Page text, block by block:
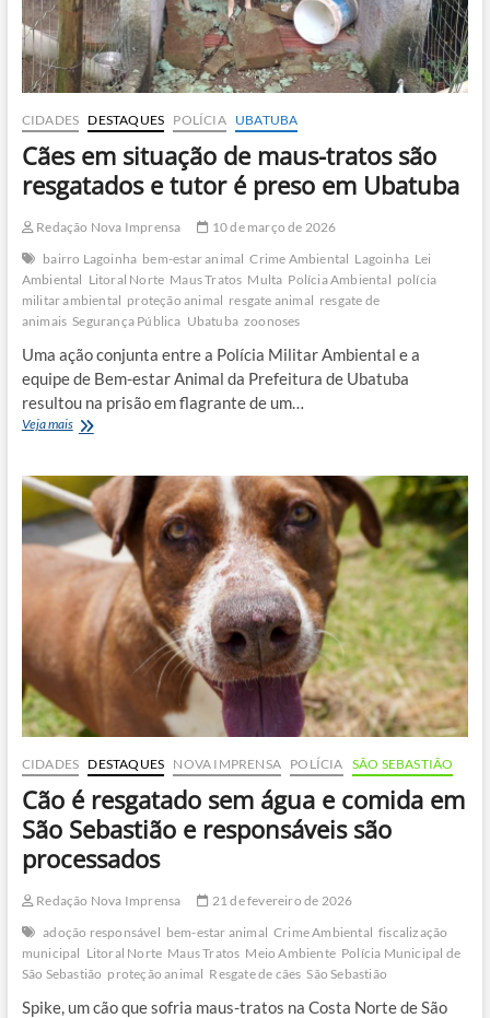
Ilhabela
CIDADES DESTAQUES POLÍCIA UBATUBA
Cães em situação de maus-tratos são
resgatados e tutor é preso em Ubatuba
Redação Nova Imprensa
10 de março de 2026
bairro Lagoinha bem-estar animal Crime Ambiental Lagoinha Lei
Ambiental Litoral Norte Maus Tratos Multa Polícia Ambiental polícia
militar ambiental proteção animal resgate animal resgate de
animais Segurança Pública Ubatuba zoonoses
Uma ação conjunta entre a Polícia Militar Ambiental e a
equipe de Bem-estar Animal da Prefeitura de Ubatuba
resultou na prisão em flagrante de um…
Veja maisCães
de
maus-
tratos
são
resgatados
e
tutor
preso
em
Ubatuba
CIDADES DESTAQUES NOVA IMPRENSA POLÍCIA SÃO SEBASTIÃO
Cão é resgatado sem água e comida em
São Sebastião e responsáveis são
processados
Redação Nova Imprensa
21 de fevereiro de 2026
adoção responsável bem-estar animal Crime Ambiental fiscalização
municipal Litoral Norte Maus Tratos Meio Ambiente Polícia Municipal de
São Sebastião proteção animal Resgate de cães São Sebastião
Spike, um cão que sofria maus-tratos na Costa Norte de São